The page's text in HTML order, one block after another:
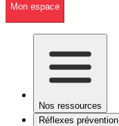
Mon espace
Nos ressources
Réflexes prévention